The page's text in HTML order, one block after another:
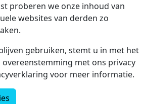
proberen we onze inhoud van
websites van derden zo
gebruiken, stemt u in met het
met ons privacy
voor meer informatie.